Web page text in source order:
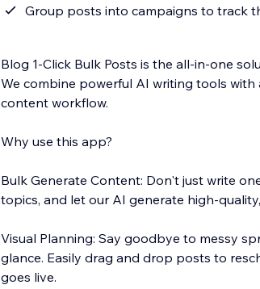
Group posts into campaigns to track
Blog 1-Click Bulk Posts is the all-in-one
We combine powerful AI writing tools
content workflow.
Why use this app?
Bulk Generate Content: Don't just write
topics, and let our AI generate high-
Visual Planning: Say goodbye to messy
glance. Easily drag and drop posts to
goes live.